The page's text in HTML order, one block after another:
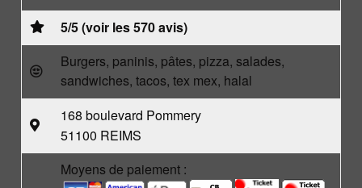
5/5 (voir les 570 avis)
Burgers, paninis, pâtes, pizza, salades,
sandwiches, tacos, tex mex, halal
168 boulevard Pommery
51100 REIMS
Moyens de paiement :